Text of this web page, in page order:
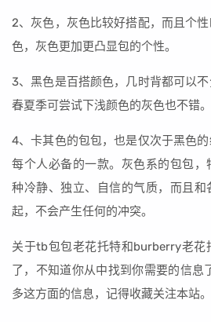
2、灰色，灰色比较好搭配，而且个
色，灰色更加更凸显包的个性。
3、黑色是百搭颜色，几时背都可以
春夏季可尝试下浅颜色的灰色也不错。
4、卡其色的包包，也是仅次于黑色
每个人必备的一款。灰色系的包包
种冷静、独立、自信的气质，而且
起，不会产生任何的冲突。
关于tb包包老花托特和burberry老花
了，不知道你从中找到你需要的信息
多这方面的信息，记得收藏关注本站。